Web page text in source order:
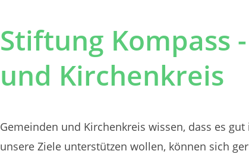
Stiftung Kompass
und Kirchenkreis
Gemeinden und Kirchenkreis wissen, dass es
unsere Ziele unterstützen wollen, können sich